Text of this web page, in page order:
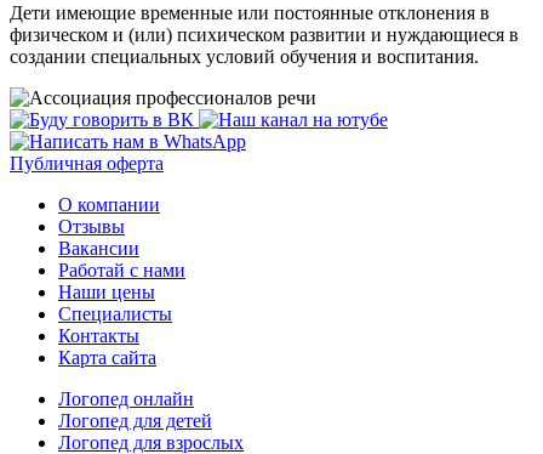
Дети имеющие временные или постоянные отклонения в
физическом и (или) психическом развитии и нуждающиеся в
создании специальных условий обучения и воспитания.
Публичная оферта
О компании
Отзывы
Вакансии
Работай с нами
Наши цены
Специалисты
Контакты
Карта сайта
Логопед онлайн
Логопед для детей
Логопед для взрослых